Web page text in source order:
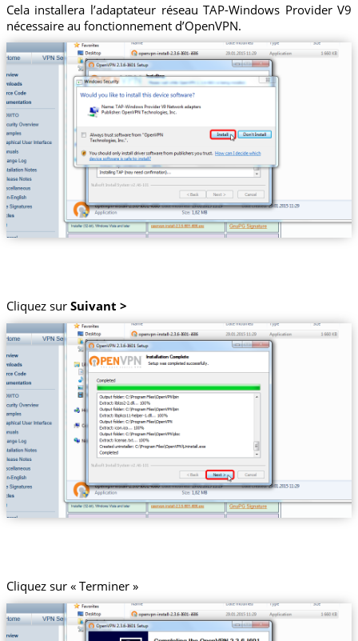
Cela installera l’adaptateur réseau TAP-Windows Provider V9
nécessaire au fonctionnement d’OpenVPN.
Cliquez sur Suivant >
Cliquez sur « Terminer »